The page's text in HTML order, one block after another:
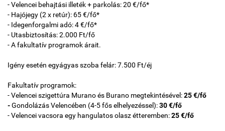
- Velencei behajtási illeték + parkolás: 20 €/fő*
- Hajójegy (2 x retúr): 65 €/fő*
- Idegenforgalmi adó: 4 €/fő*
- Utasbiztosítás: 2.000 Ft/fő
- A fakultatív programok árait.
Igény esetén egyágyas szoba felár: 7.500 Ft/éj
Fakultatív programok:
- Velencei szigettúra Murano és Burano megtekintésével:25 €/fő
-Gondolázás Velencében (4-5 fős elhelyezéssel):30 €/fő
- Velencei vacsora egy hangulatos olasz étteremben:25 €/fő